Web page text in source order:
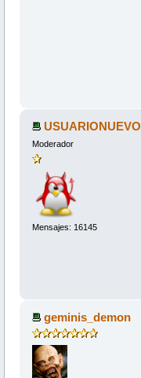
USUARIONUEVO
Moderador
Mensajes: 16145
geminis_demon